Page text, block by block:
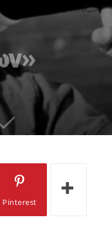
Pinterest